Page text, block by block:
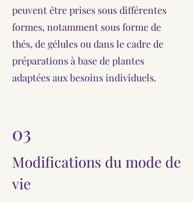
peuvent être prises sous différentes
formes, notamment sous forme de
thés, de gélules ou dans le cadre de
préparations à base de plantes
adaptées aux besoins individuels.
03
Modifications du mode de
vie